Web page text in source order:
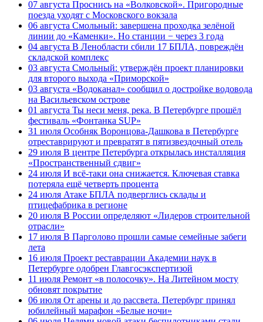
07 августа Проснись на «Волковской». Пригородные
поезда уходят с Московского вокзала
06 августа Смольный: завершена проходка зелёной
линии до «Каменки». Но станции − через 3 года
04 августа В Ленобласти сбили 17 БПЛА, повреждён
складской комплекс
03 августа Смольный: утверждён проект планировки
для второго выхода «Приморской»
03 августа «Водоканал» сообщил о достройке водовода
на Васильевском острове
01 августа Ты неси меня, река. В Петербурге прошёл
фестиваль «Фонтанка SUP»
31 июля Особняк Воронцова-Дашкова в Петербурге
отреставрируют и превратят в пятизвездочный отель
29 июля В центре Петербурга открылась инсталляция
«Пространственный сдвиг»
24 июля И всё-таки она снижается. Ключевая ставка
потеряла ещё четверть процента
24 июля Атаке БПЛА подверглись склады и
птицефабрика в регионе
20 июля В России определяют «Лидеров строительной
отрасли»
17 июля В Парголово прошли самые семейные забеги
лета
16 июля Проект реставрации Академии наук в
Петербурге одобрен Главгосэкспертизой
11 июля Ремонт «в полосочку». На Литейном мосту
обновят покрытие
06 июля От арены и до рассвета. Петербург принял
юбилейный марафон «Белые ночи»